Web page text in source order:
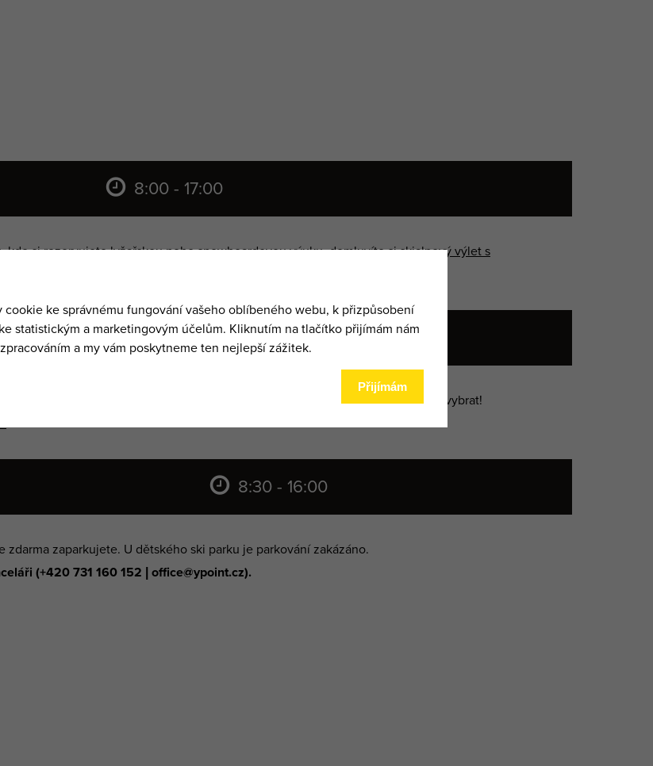
8:00 - 17:00
kde si rezervujetelyžařskou nebo snowboardovou výuku, domluvíte siskialpový výlet s
8:00 - 17:00
a další doplňky. Přijďte si vybrat!
.
8:30 - 16:00
zaparkujete. U dětského ski parku je parkování zakázáno.
(+420 731 160 152 | office@ypoint.cz).